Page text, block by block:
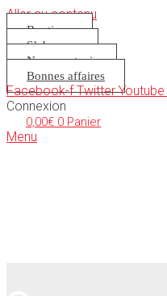
Aller au contenu
Boutique
S’abonner
Nous soutenir
Bonnes affaires
Facebook-f Twitter Youtube
Connexion
0,00€ 0 Panier
Menu